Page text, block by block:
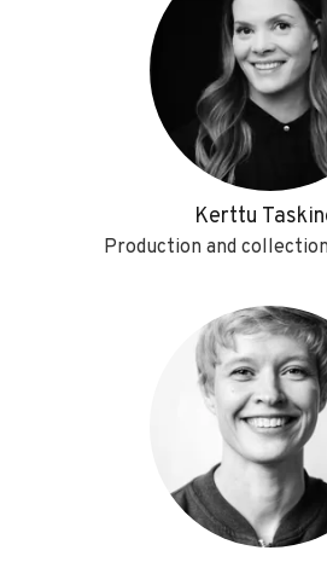
Kerttu
Production and